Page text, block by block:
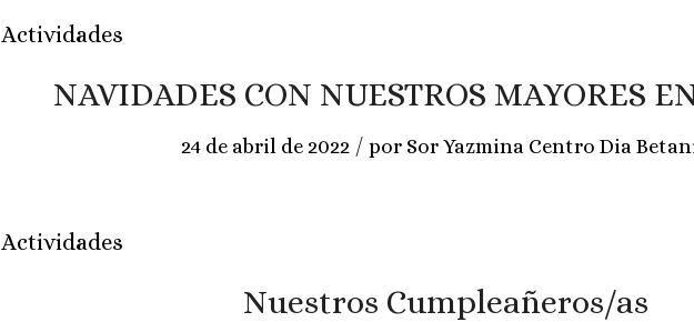
Actividades
NAVIDADES CON NUESTROS MAYORES
24 de abril de 2022 / por Sor Yazmina Centro Dia
Actividades
Nuestros Cumpleañeros/as